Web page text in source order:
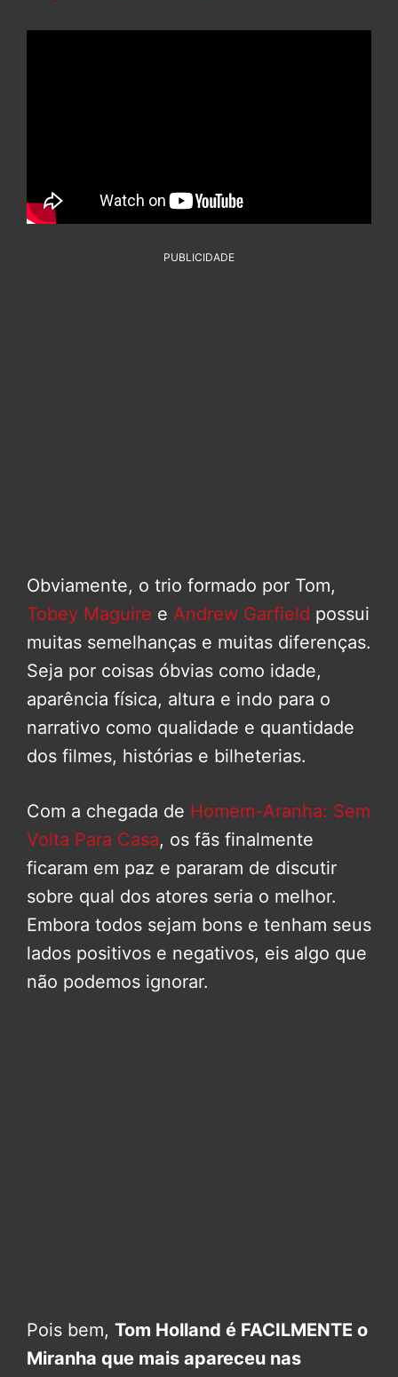
PUBLICIDADE
Obviamente, o trio formado por Tom,
Tobey Maguire e Andrew Garfield possui
muitas semelhanças e muitas diferenças.
Seja por coisas óbvias como idade,
aparência física, altura e indo para o
narrativo como qualidade e quantidade
dos filmes, histórias e bilheterias.
Com a chegada de Homem-Aranha: Sem
Volta Para Casa, os fãs finalmente
ficaram em paz e pararam de discutir
sobre qual dos atores seria o melhor.
Embora todos sejam bons e tenham seus
lados positivos e negativos, eis algo que
não podemos ignorar.
Pois bem, Tom Holland é FACILMENTE o
Miranha que mais apareceu nas